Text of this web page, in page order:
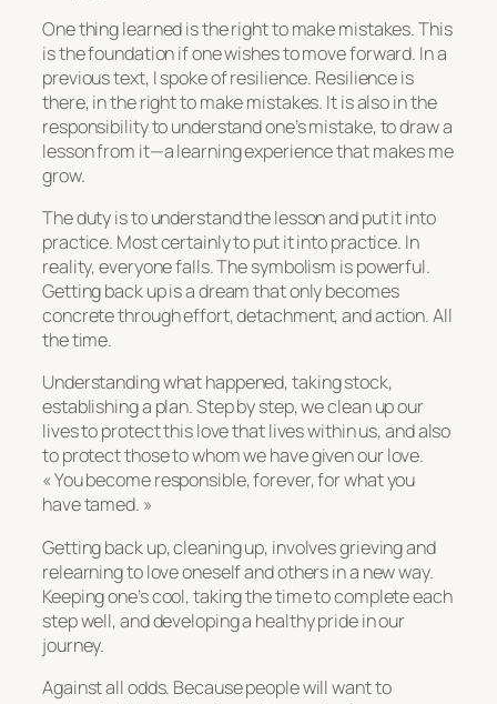
One thing learned is the right to make mistakes. This
is the foundation if one wishes to move forward. In a
previous text, I spoke of resilience. Resilience is
there, in the right to make mistakes. It is also in the
responsibility to understand one’s mistake, to draw a
lesson from it—a learning experience that makes me
grow.
The duty is to understand the lesson and put it into
practice. Most certainly to put it into practice. In
reality, everyone falls. The symbolism is powerful.
Getting back up is a dream that only becomes
concrete through effort, detachment, and action. All
the time.
Understanding what happened, taking stock,
establishing a plan. Step by step, we clean up our
lives to protect this love that lives within us, and also
to protect those to whom we have given our love.
« You become responsible, forever, for what you
have tamed. »
Getting back up, cleaning up, involves grieving and
relearning to love oneself and others in a new way.
Keeping one’s cool, taking the time to complete each
step well, and developing a healthy pride in our
journey.
Against all odds. Because people will want to